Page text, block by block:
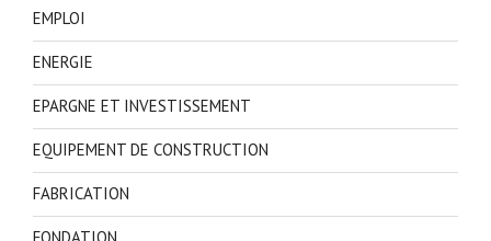
EMPLOI
ENERGIE
EPARGNE ET INVESTISSEMENT
EQUIPEMENT DE CONSTRUCTION
FABRICATION